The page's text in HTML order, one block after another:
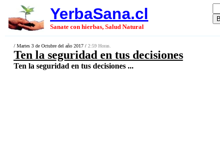
YerbaSana.cl
Sanate con hierbas, Salud Natural
/ Martes 3 de Octubre del año 2017 / 2:59 Horas.
Ten la seguridad en tus decisiones
Ten la seguridad en tus decisiones ...